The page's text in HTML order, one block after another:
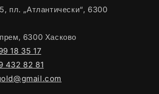
пл. „Атлантически“, 6300
6300 Хасково
18 35 17
432 82 81